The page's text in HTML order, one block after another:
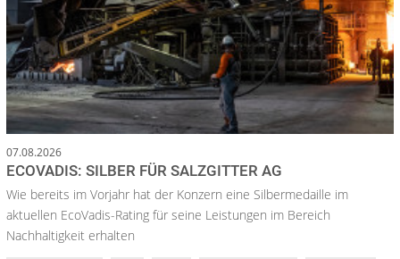
07.08.2026
ECOVADIS: SILBER FÜR SALZGITTER AG
Wie bereits im Vorjahr hat der Konzern eine Silbermedaille im
aktuellen EcoVadis-Rating für seine Leistungen im Bereich
Nachhaltigkeit erhalten